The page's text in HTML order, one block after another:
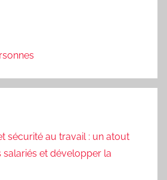
sécurité au travail : un atout
et développer la